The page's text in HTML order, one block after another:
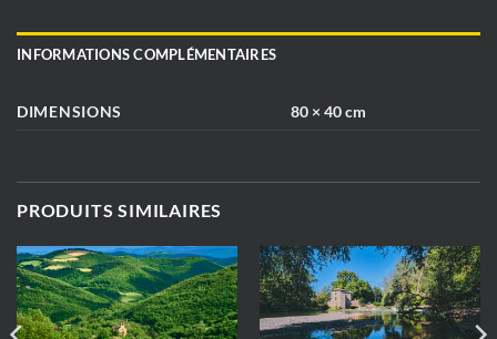
INFORMATIONS COMPLÉMENTAIRES
DIMENSIONS 80 × 40 cm
PRODUITS SIMILAIRES